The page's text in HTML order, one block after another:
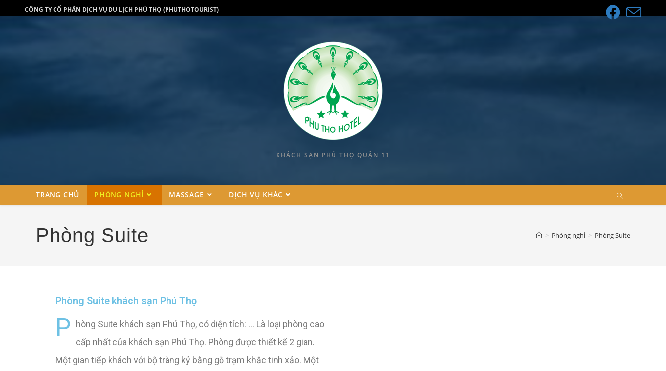
CÔNG TY CỔ PHẦN DỊCH VỤ DU LỊCH PHÚ THỌ (PHUTHOTOURIST)
KHÁCH SẠN PHÚ THỌ QUẬN 11
TRANG CHỦ PHÒNG NGHỈ MASSAGE DỊCH VỤ KHÁC
Phòng Suite > Phòng nghỉ > Phòng Suite
Phòng Suite khách sạn Phú Thọ
P
hòng Suite khách sạn Phú Thọ, có diện tích: … Là loại phòng cao
cấp nhất của khách sạn Phú Thọ. Phòng được thiết kế 2 gian.
Một gian tiếp khách với bộ tràng kỷ bằng gỗ trạm khắc tinh xảo. Một